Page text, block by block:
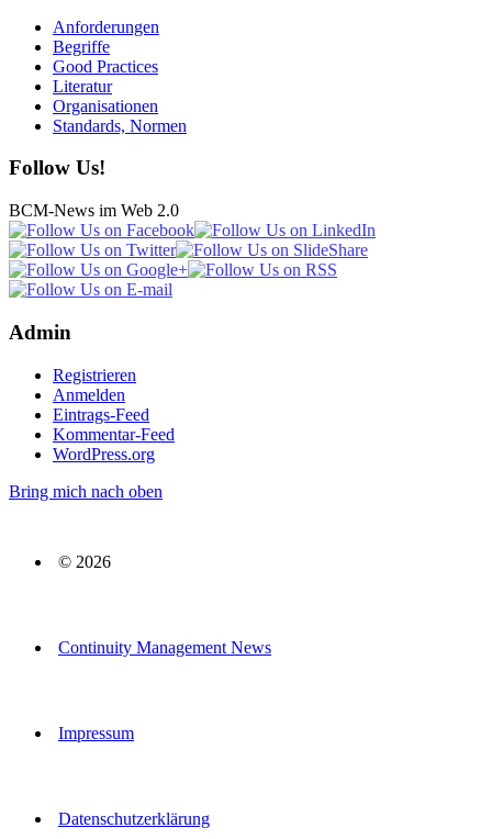
Anforderungen
Begriffe
Good Practices
Literatur
Organisationen
Standards, Normen
Follow Us!
BCM-News im Web 2.0
Admin
Registrieren
Anmelden
Eintrags-Feed
Kommentar-Feed
WordPress.org
Bring mich nach oben
© 2026
Continuity Management News
Impressum
Datenschutzerklärung